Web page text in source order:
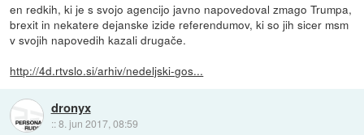
en redkih, ki je s svojo agencijo javno napovedoval zmago Trumpa,
brexit in nekatere dejanske izide referendumov, ki so jih sicer msm
v svojih napovedih kazali drugače.
http://4d.rtvslo.si/arhiv/nedeljski-gos...
dronyx
::8. jun 2017, 08:59